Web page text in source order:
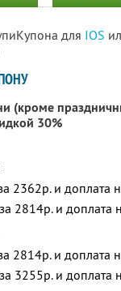
для IOS
(кроме
30%
2362р. и доплата
2814р. и доплата
2814р. и доплата
3255р. и доплата